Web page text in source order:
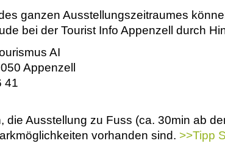
ganzen Ausstellungszeitraumes
bei der Tourist Info Appenzell durch
AI
Appenzell
41
die Ausstellung zu Fuss (ca. 30min ab
vorhanden sind. >>Tipp